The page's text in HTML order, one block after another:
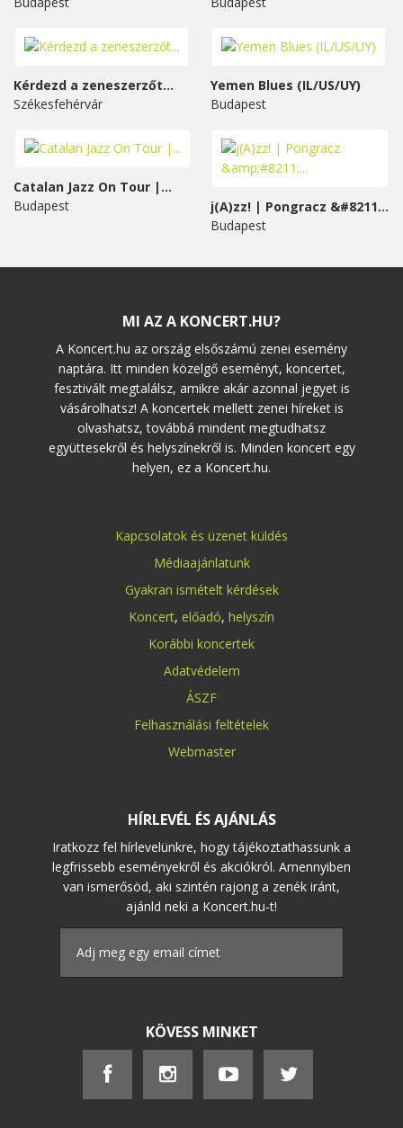
Kérdezd a zeneszerzőt...
Székesfehérvár
Yemen Blues (IL/US/UY)
Budapest
Catalan Jazz On Tour |...
Budapest
j(A)zz! | Pongracz &#8211;...
Budapest
MI AZ A KONCERT.HU?
A Koncert.hu az ország elsőszámú zenei esemény
naptára. Itt minden közelgő eseményt, koncertet,
fesztivált megtalálsz, amikre akár azonnal jegyet is
vásárolhatsz! A koncertek mellett zenei híreket is
olvashatsz, továbbá mindent megtudhatsz
együttesekről és helyszínekről is. Minden koncert egy
helyen, ez a Koncert.hu.
Kapcsolatok és üzenet küldés
Médiaajánlatunk
Gyakran ismételt kérdések
Koncert, előadó, helyszín
Korábbi koncertek
Adatvédelem
ÁSZF
Felhasználási feltételek
Webmaster
HÍRLEVÉL ÉS AJÁNLÁS
Iratkozz fel hírlevelünkre, hogy tájékoztathassunk a
legfrissebb eseményekről és akciókról. Amennyiben
van ismerősöd, aki szintén rajong a zenék iránt,
ajánld neki a Koncert.hu-t!
KÖVESS MINKET